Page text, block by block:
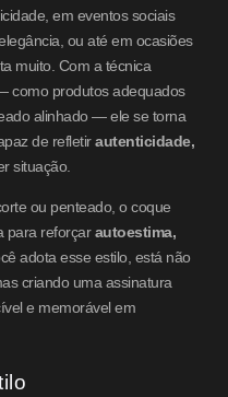
em eventos sociais
ou até em ocasiões
muito. Com a técnica
como produtos adequados
alinhado — ele se torna
de refletirautenticidade,
situação.
ou penteado, o coque
para reforçarautoestima,
adota esse estilo, está não
criando uma assinatura
e memorável em